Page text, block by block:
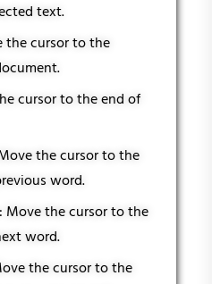
text.
the cursor to the
cursor to the end of
the cursor to the
word.
Move the cursor to the
word.
the cursor to the